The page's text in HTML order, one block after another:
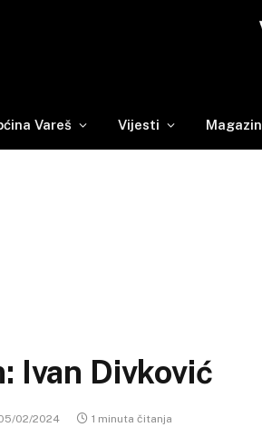
Vareš Vijesti Magazin
Ivan Divković
02/2024 1 minuta čitanja